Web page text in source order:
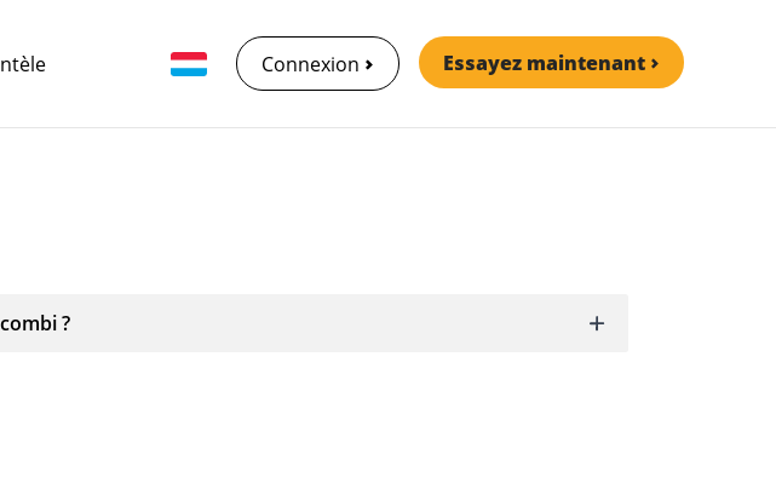
Connexion Essayez maintenant
?